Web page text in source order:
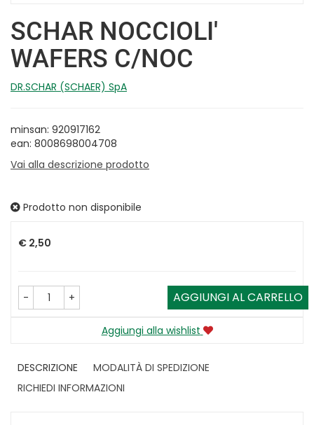
SCHAR NOCCIOLI'
WAFERS C/NOC
DR.SCHAR (SCHAER) SpA
minsan: 920917162
ean: 8008698004708
Vai alla descrizione prodotto
Prodotto non disponibile
€ 2,50
- + AGGIUNGI AL CARRELLO
Aggiungi alla wishlist
DESCRIZIONE
MODALITÀ DI SPEDIZIONE
RICHIEDI INFORMAZIONI